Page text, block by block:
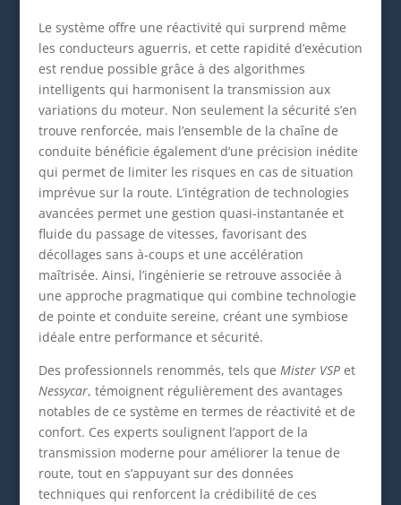
Le système offre une réactivité qui surprend même
les conducteurs aguerris, et cette rapidité d’exécution
est rendue possible grâce à des algorithmes
intelligents qui harmonisent la transmission aux
variations du moteur. Non seulement la sécurité s’en
trouve renforcée, mais l’ensemble de la chaîne de
conduite bénéficie également d’une précision inédite
qui permet de limiter les risques en cas de situation
imprévue sur la route. L’intégration de technologies
avancées permet une gestion quasi-instantanée et
fluide du passage de vitesses, favorisant des
décollages sans à-coups et une accélération
maîtrisée. Ainsi, l’ingénierie se retrouve associée à
une approche pragmatique qui combine technologie
de pointe et conduite sereine, créant une symbiose
idéale entre performance et sécurité.
Des professionnels renommés, tels que Mister VSPet
Nessycar, témoignent régulièrement des avantages
notables de ce système en termes de réactivité et de
confort. Ces experts soulignent l’apport de la
transmission moderne pour améliorer la tenue de
route, tout en s’appuyant sur des données
techniques qui renforcent la crédibilité de ces